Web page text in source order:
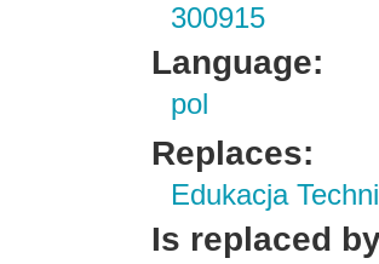
300915
Language:
pol
Replaces:
Edukacja
Is replaced